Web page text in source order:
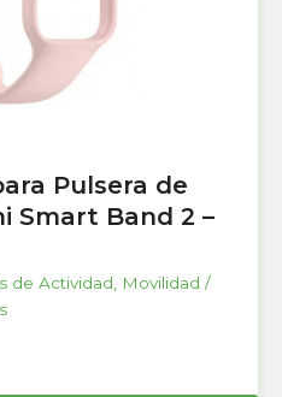
Pulsera de
Smart Band 2 –
de Actividad, Movilidad /